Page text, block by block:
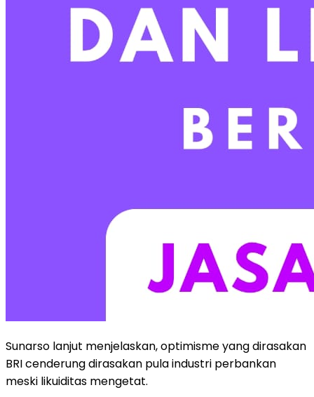
Sunarso lanjut menjelaskan, optimisme yang dirasakan
BRI cenderung dirasakan pula industri perbankan
meski likuiditas mengetat.